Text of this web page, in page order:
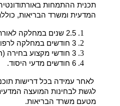
תכנית ההתמחות
המדעית ומשרד הבריאות,
2.5 שנים במחלקה לאורתודונטיה (מחלקת אם)
3 חודשים במחלקה לרפואת שיניים לילדים (רוטציה)
3 חודשי מקצוע בחירה (רוטציה)*.
6 חודשים מדעי היסוד.
לאחר עמידה בכל דרישות
לגשת לבחינות המועצה
מטעם משרד הבריאות.